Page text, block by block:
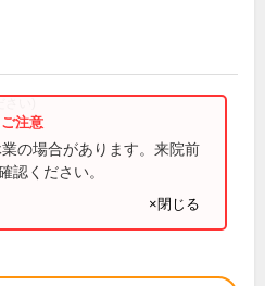
い)
の場合があります。来院前
認ください。
×閉じる